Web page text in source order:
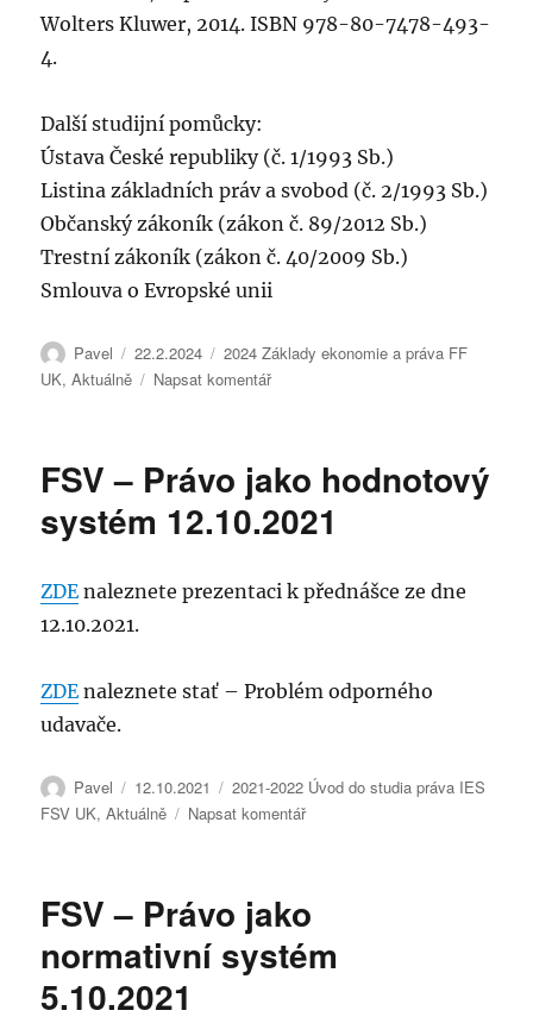
Wolters Kluwer, 2014. ISBN 978-80-7478-493-
4.
Další studijní pomůcky:
Ústava České republiky (č. 1/1993 Sb.)
Listina základních práv a svobod (č. 2/1993 Sb.)
Občanský zákoník (zákon č. 89/2012 Sb.)
Trestní zákoník (zákon č. 40/2009 Sb.)
Smlouva o Evropské unii
Autor:
Pavel Publikováno:
22.2.2024 Rubriky:
2024 Základy ekonomie a práva FF
UK,Aktuálně Napsat komentářpro
FF-
Základy
a
práva
FSV – Právo jako hodnotový
systém 12.10.2021
ZDE naleznete prezentaci k přednášce ze dne
12.10.2021.
ZDE naleznete stať – Problém odporného
udavače.
Autor:
Pavel Publikováno:
12.10.2021 Rubriky:
2021-2022 Úvod do studia práva IES
FSV UK,Aktuálně Napsat komentářpro
FSV
Právo
FSV – Právo jako
normativní systém
5.10.2021